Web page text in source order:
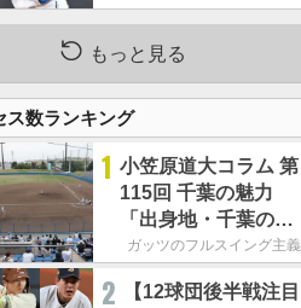
く！
もっと見る
ス数ランキング
1 小笠原道大コラム 第
115回 千葉の魅力
「出身地・千葉の話
の続き。昔から野球
す」
ガッツのフルスイング主義
2 【12球団後半戦注目